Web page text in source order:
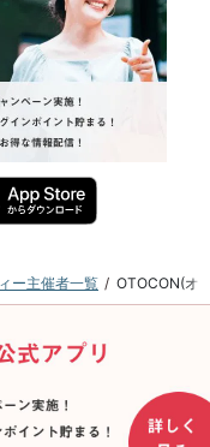
ー主催者一覧 OTOCON(オ